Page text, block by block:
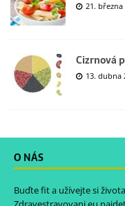
21. března
Cizrnová
13. dubna
O NÁS
Buďte fit a užívejte si